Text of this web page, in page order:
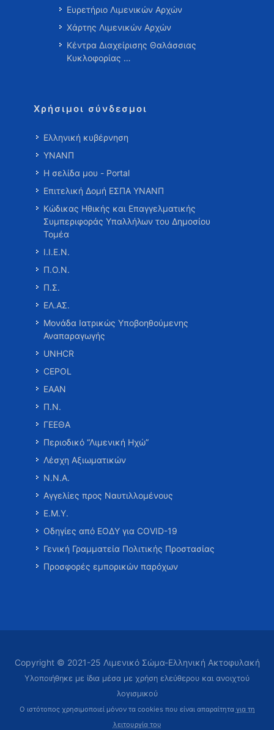
Ευρετήριο Λιμενικών Αρχών
Χάρτης Λιμενικών Αρχών
Κέντρα Διαχείρισης Θαλάσσιας
Κυκλοφορίας …
Χρήσιμοι σύνδεσμοι
Ελληνική κυβέρνηση
ΥΝΑΝΠ
Η σελίδα μου - Portal
Επιτελική Δομή ΕΣΠΑ ΥΝΑΝΠ
Κώδικας Ηθικής και Επαγγελματικής
Συμπεριφοράς Υπαλλήλων του Δημοσίου
Τομέα
Ι.Ι.Ε.Ν.
Π.Ο.Ν.
Π.Σ.
ΕΛ.ΑΣ.
Μονάδα Ιατρικώς Υποβοηθούμενης
Αναπαραγωγής
UNHCR
CEPOL
ΕΑΑΝ
Π.Ν.
ΓΕΕΘΑ
Περιοδικό “Λιμενική Ηχώ”
Λέσχη Αξιωματικών
Ν.Ν.Α.
Αγγελίες προς Ναυτιλλομένους
Ε.Μ.Υ.
Οδηγίες από ΕΟΔΥ για COVID-19
Γενική Γραμματεία Πολιτικής Προστασίας
Προσφορές εμπορικών παρόχων
Copyright © 2021-25 Λιμενικό Σώμα-Ελληνική Ακτοφυλακή
Υλοποιήθηκε με ίδια μέσα με χρήση ελεύθερου και ανοιχτού
λογισμικού
Ο ιστότοπος χρησιμοποιεί μόνον τα cookies που είναι απαραίτητα για τη
λειτουργία του